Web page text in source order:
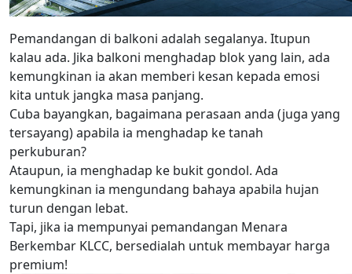
Pemandangan di balkoni adalah segalanya. Itupun
kalau ada. Jika balkoni menghadap blok yang lain, ada
kemungkinan ia akan memberi kesan kepada emosi
kita untuk jangka masa panjang.
Cuba bayangkan, bagaimana perasaan anda (juga yang
tersayang) apabila ia menghadap ke tanah
perkuburan?
Ataupun, ia menghadap ke bukit gondol. Ada
kemungkinan ia mengundang bahaya apabila hujan
turun dengan lebat.
Tapi, jika ia mempunyai pemandangan Menara
Berkembar KLCC, bersedialah untuk membayar harga
premium!